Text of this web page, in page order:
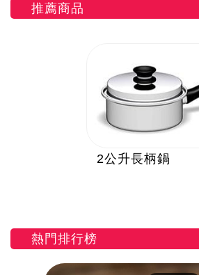
推薦商品
2公升長柄鍋
熱門排行榜